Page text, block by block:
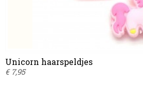
Unicorn haarspeldjes
€ 7,95